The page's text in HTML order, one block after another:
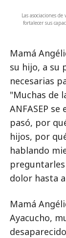
Las asociaciones
fortalecer sus
Mamá
su hijo, a su
necesarias
"Muchas de
ANFASEP
pasó, por
hijos, por
hablando
dolor hasta
Mamá
Ayacucho,